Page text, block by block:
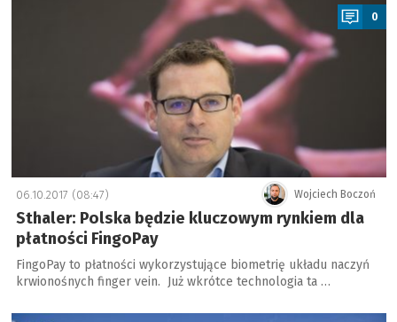
0
Wojciech Boczoń
06.10.2017 (08:47)
Sthaler: Polska będzie kluczowym rynkiem dla
płatności FingoPay
FingoPay to płatności wykorzystujące biometrię układu naczyń
krwionośnych finger vein. Już wkrótce technologia ta …
a